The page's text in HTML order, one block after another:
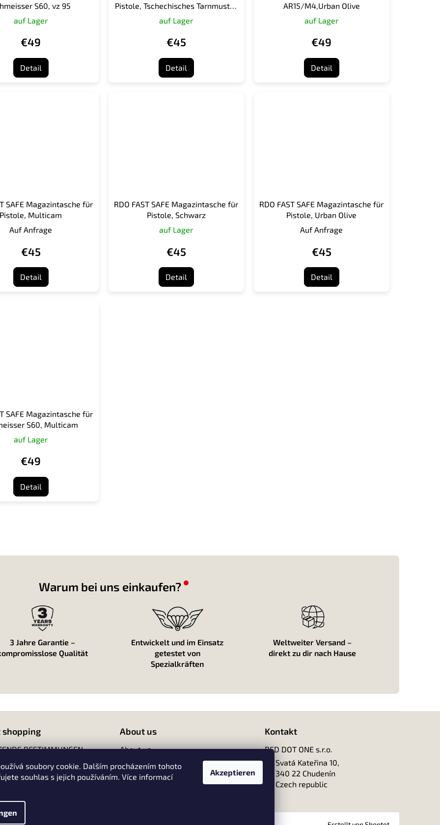
soubory cookie. Dalším procházením tohoto
souhlas s jejich používáním. Více informací
Akzeptieren
S60, vz 95
auf Lager
€49
Detail
Pistole, Tschechisches Tarnmuster
95
auf Lager
€45
Detail
AR15/M4,Urban Olive
auf Lager
€49
Detail
SAFE Magazintasche für
Pistole, Multicam
Auf Anfrage
€45
Detail
RDO FAST SAFE Magazintasche für
Pistole, Schwarz
auf Lager
€45
Detail
RDO FAST SAFE Magazintasche für
Pistole, Urban Olive
Auf Anfrage
€45
Detail
SAFE Magazintasche für
S60, Multicam
auf Lager
€49
Detail
e
l
e
e
n
t
e
d
e
r
s
Warum bei uns einkaufen?
3 Jahre Garantie –
Qualität
Entwickelt und im Einsatz
getestet von
Spezialkräften
Weltweiter Versand –
direkt zu dir nach Hause
shopping
BESTIMMUNGEN
About us
About us
Contact
Kontakt
RED DOT ONE s.r.o.
Svatá Kateřina 10,
340 22 Chudenín
Czech republic